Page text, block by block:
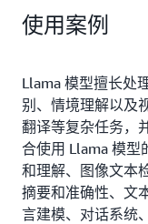
使用案例
Llama 模型擅长处
别、情境理解以及
翻译等复杂任务，
合使用 Llama 模型
和理解、图像文本
摘要和准确性、文
言建模、对话系统